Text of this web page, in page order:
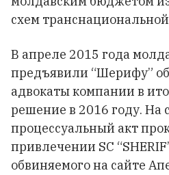
схем
В апреле 2015 года
предъявили “Шерифу”
адвокаты компании в
решение в 2016 году. На
процессуальный акт
привлечении SC
обвиняемого на сайте